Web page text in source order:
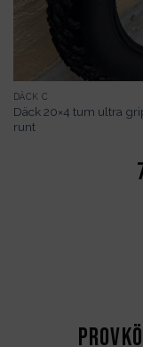
DÄCK C
Däck 20×4 tum ultra
runt